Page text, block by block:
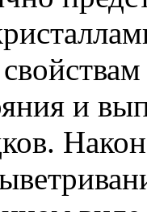
и